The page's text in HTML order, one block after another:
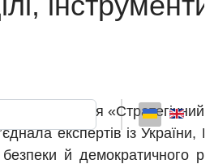
characters for results.
конференція
експертів із України,
й демократичного